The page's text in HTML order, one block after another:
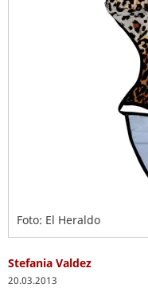
Foto: El Heraldo
Stefania Valdez
20.03.2013